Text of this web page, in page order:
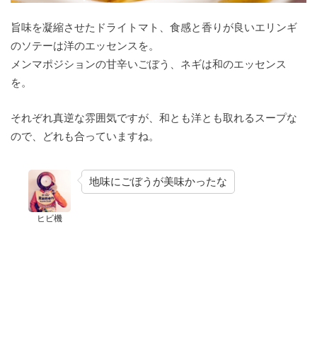
旨味を凝縮させたドライトマト、食感と香りが良いエリンギ
のソテーは洋のエッセンスを。
メンマポジションの甘辛いごぼう、ネギは和のエッセンス
を。
それぞれ真逆な雰囲気ですが、和とも洋とも取れるスープな
ので、どれも合っていますね。
ヒビ機
地味にごぼうが美味かったな